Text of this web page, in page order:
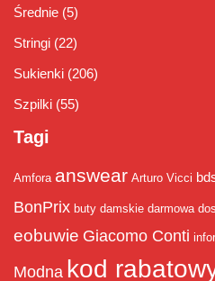
Średnie (5)
Stringi (22)
Sukienki (206)
Szpilki (55)
Tagi
Amfora answear Arturo Vicci
BonPrix buty damskie darmowa
eobuwie Giacomo Conti
Modna kod